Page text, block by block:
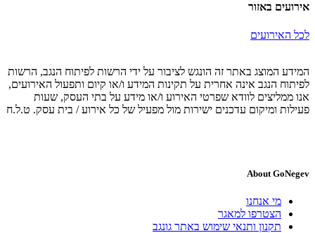
אירועים באזור
לכל האירועים
המידע המוצג באתר זה הונגש לציבור על ידי הרשות לפיתוח הנגב, הרשות
לפיתוח הנגב אינה אחרית על תקינות המידע ו/או קיום ותפעול האירועים,
אנו ממליצים לוודא שפרטי האירוע ו/או מידע על בתי העסק, שעות
פעילות ומיקום עדכנים ישירות מול מפעיל של כל אירוע / בית עסק. ט.ל.ח
About GoNegev
מי אנחנו
הצטרפו למאגר
תקנון ותנאי שימוש באתר גונגב